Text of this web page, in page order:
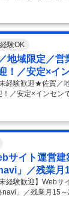
集 ◎業界トップシ
【知名度・実績抜
ン＋固定給で【
年功序列！で早
ライセンススクー
業務として建設
専門学校に対して
験OK
地域限定／営
！／安定×イ
経験歓迎★佐賀／
／安定×インセン
地域限定】営業※業
で稼げる環境 【
須資格の取得講座
【稼ぐ＋安定】
早期キャリアアッ
スクール「総合
募集業務 学校に
サイト運営
」／残業月
経験歓迎】Web
」／残業月15～